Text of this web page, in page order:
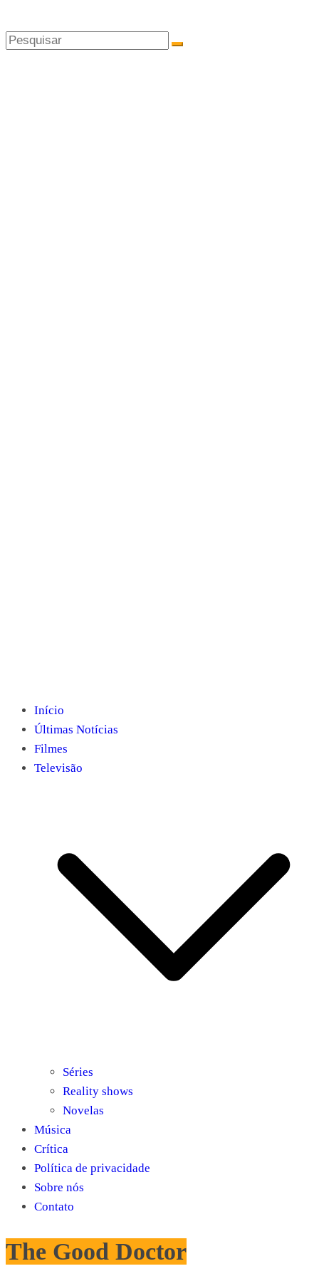
Início
Últimas Notícias
Filmes
Televisão
Séries
Reality shows
Novelas
Música
Crítica
Política de privacidade
Sobre nós
Contato
The Good Doctor